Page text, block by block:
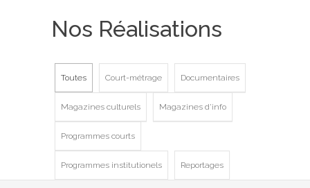
Nos Réalisations
Toutes Court-métrage Documentaires
Magazines culturels Magazines d'info
Programmes courts
Programmes institutionels Reportages